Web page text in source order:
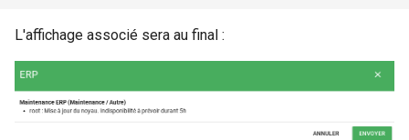
L'affichage associé sera au final :